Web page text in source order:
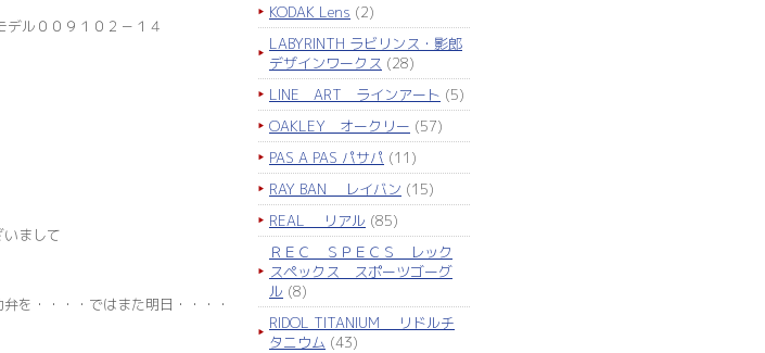
ル００９１０２－１４
まして
を・・・・ではまた明日・・・・
KODAK Lens (2)
LABYRINTH ラビリンス・影郎
デザインワークス (28)
LINE ART ラインアート (5)
OAKLEY オークリー (57)
PAS A PAS パサパ (11)
RAY BAN レイバン (15)
REAL リアル (85)
ＲＥＣ ＳＰＥＣＳ レック
スペックス スポーツゴーグ
ル (8)
RIDOL TITANIUM リドルチ
タニウム (43)